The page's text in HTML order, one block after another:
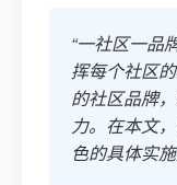
“一社区一品
挥每个社区
的社区品牌
力。在本文
色的具体实